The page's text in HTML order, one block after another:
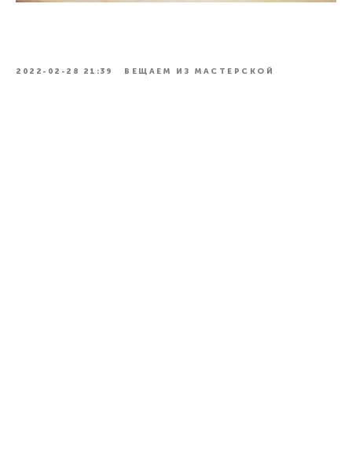
2022-02-28 21:39 ВЕЩАЕМ ИЗ МАСТЕРСКОЙ